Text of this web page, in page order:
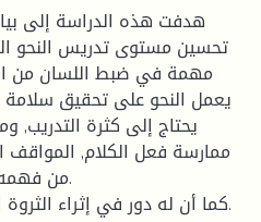
هدفت هذه الدراسة إلى
تحسين مستوى تدريس النحو
مهمة في ضبط اللسان من
يعمل النحو على تحقيق
يحتاج إلى كثرة التدريب,
ممارسة فعل الكلام, المواقف
من فهمه
كما أن له دور في إثراء الثروة اللغوية وتنميتها عند المتعلم.